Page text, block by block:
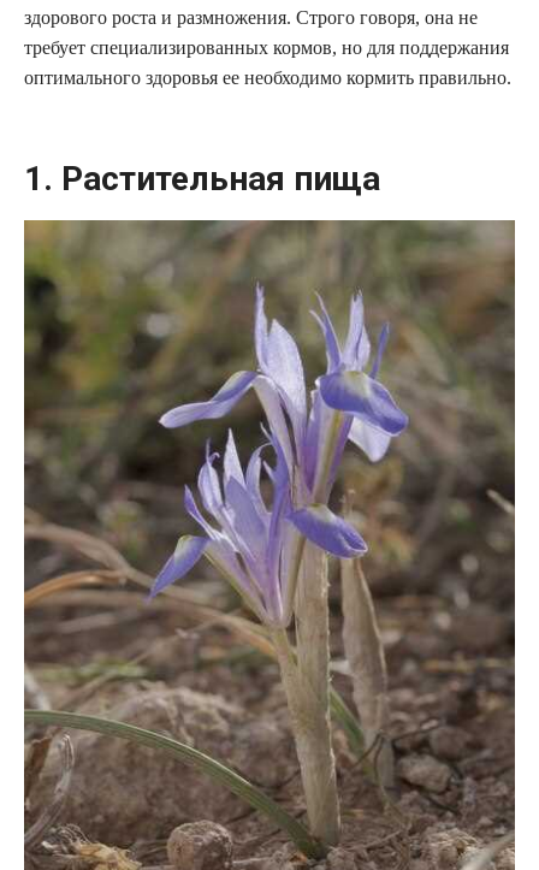
здорового роста и размножения. Строго говоря, она не
требует специализированных кормов, но для поддержания
оптимального здоровья ее необходимо кормить правильно.
1. Растительная пища